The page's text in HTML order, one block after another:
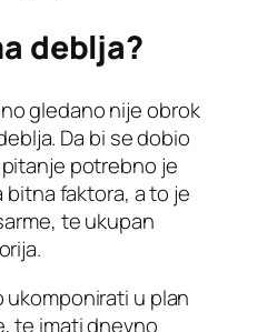
deblja?
gledano nije obrok
Da bi se dobio
potrebno je
bitna faktora, a to je
te ukupan
ukomponirati u plan
te imati dnevno